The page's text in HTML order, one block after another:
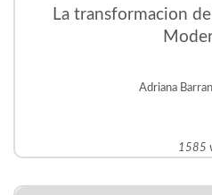
La transformacion
Adriana
1585